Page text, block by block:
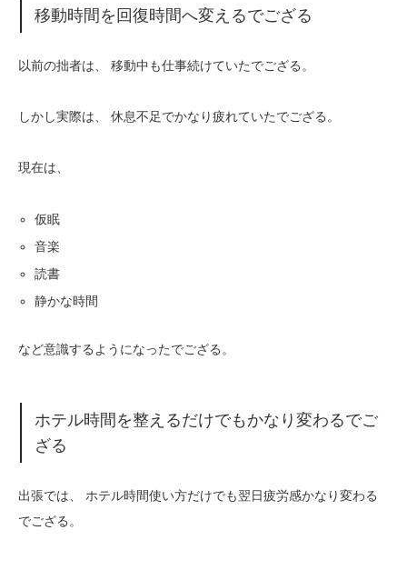
移動時間を回復時間へ変えるでござる
以前の拙者は、 移動中も仕事続けていたでござる。
しかし実際は、 休息不足でかなり疲れていたでござる。
現在は、
仮眠
音楽
読書
静かな時間
など意識するようになったでござる。
ホテル時間を整えるだけでもかなり変わるでご
ざる
出張では、 ホテル時間使い方だけでも翌日疲労感かなり変わる
でござる。